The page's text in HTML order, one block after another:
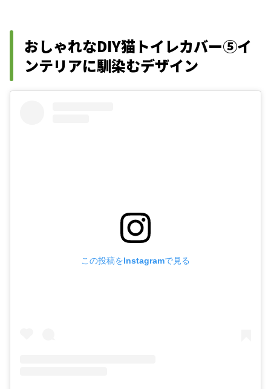
おしゃれなDIY猫トイレカバー⑤イ
ンテリアに馴染むデザイン
この投稿をInstagramで見る